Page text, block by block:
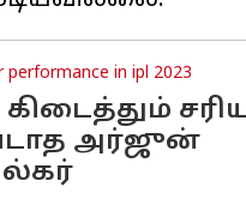
performance in ipl 2023
கிடைத்தும்
அர்ஜுன்